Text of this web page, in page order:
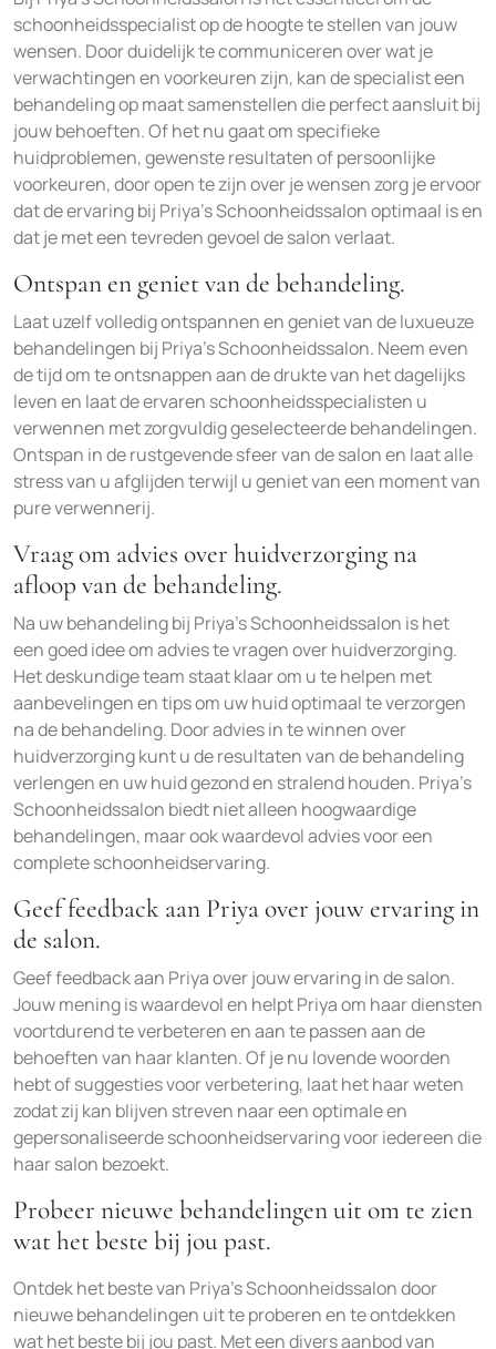
schoonheidsspecialist op de hoogte te stellen van jouw
wensen. Door duidelijk te communiceren over wat je
verwachtingen en voorkeuren zijn, kan de specialist een
behandeling op maat samenstellen die perfect aansluit bij
jouw behoeften. Of het nu gaat om specifieke
huidproblemen, gewenste resultaten of persoonlijke
voorkeuren, door open te zijn over je wensen zorg je ervoor
dat de ervaring bij Priya’s Schoonheidssalon optimaal is en
dat je met een tevreden gevoel de salon verlaat.
Ontspan en geniet van de behandeling.
Laat uzelf volledig ontspannen en geniet van de luxueuze
behandelingen bij Priya’s Schoonheidssalon. Neem even
de tijd om te ontsnappen aan de drukte van het dagelijks
leven en laat de ervaren schoonheidsspecialisten u
verwennen met zorgvuldig geselecteerde behandelingen.
Ontspan in de rustgevende sfeer van de salon en laat alle
stress van u afglijden terwijl u geniet van een moment van
pure verwennerij.
Vraag om advies over huidverzorging na
afloop van de behandeling.
Na uw behandeling bij Priya’s Schoonheidssalon is het
een goed idee om advies te vragen over huidverzorging.
Het deskundige team staat klaar om u te helpen met
aanbevelingen en tips om uw huid optimaal te verzorgen
na de behandeling. Door advies in te winnen over
huidverzorging kunt u de resultaten van de behandeling
verlengen en uw huid gezond en stralend houden. Priya’s
Schoonheidssalon biedt niet alleen hoogwaardige
behandelingen, maar ook waardevol advies voor een
complete schoonheidservaring.
Geef feedback aan Priya over jouw ervaring in
de salon.
Geef feedback aan Priya over jouw ervaring in de salon.
Jouw mening is waardevol en helpt Priya om haar diensten
voortdurend te verbeteren en aan te passen aan de
behoeften van haar klanten. Of je nu lovende woorden
hebt of suggesties voor verbetering, laat het haar weten
zodat zij kan blijven streven naar een optimale en
gepersonaliseerde schoonheidservaring voor iedereen die
haar salon bezoekt.
Probeer nieuwe behandelingen uit om te zien
wat het beste bij jou past.
Ontdek het beste van Priya’s Schoonheidssalon door
nieuwe behandelingen uit te proberen en te ontdekken
wat het beste bij jou past. Met een divers aanbod van